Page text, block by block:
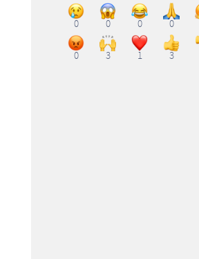
0 0 0 0
0 3 1 3